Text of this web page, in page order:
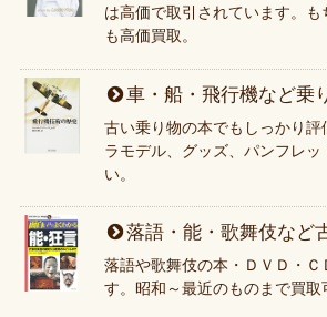
は高価で取引されています。
も高価買取。
車・船・飛行機など乗
古い乗り物の本でもしっかり
ラモデル、グッズ、パンフレッ
い。
落語・能・歌舞伎など
落語や歌舞伎の本・ＤＶＤ・Ｃ
す。昭和～最近のものまで買取